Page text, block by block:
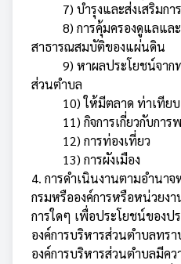
7) บำรุงและส่งเสริมกา
8) การคุ้มครองดูแลและ
สาธารณสมบัติของแผ่นดิน
9) หาผลประโยชน์จากท
ส่วนตำบล
10) ให้มีตลาด ท่าเทียบ
11) กิจการเกี่ยวกับการ
12) การท่องเที่ยว
13) การผังเมือง
4. การดำเนินงานตามอำนา
กรมหรือองค์การหรือหน่วยง
การใดๆ เพื่อประโยชน์ของป
องค์การบริหารส่วนตำบลทร
องค์การบริหารส่วนตำบลมีค